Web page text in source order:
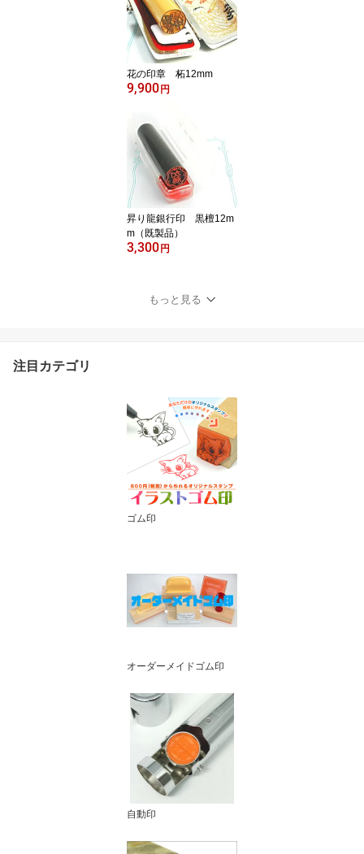
花の印章 柘12mm
9,900 円
昇り龍銀行印 黒檀12m
m（既製品）
3,300 円
もっと見る
注目カテゴリ
ゴム印
オーダーメイドゴム印
自動印